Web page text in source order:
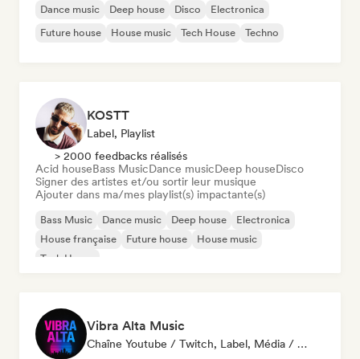
Dance music Deep house Disco
Electronica
Future house
House music Tech House Techno
KOSTT
Label, Playlist
> 2000 feedbacks réalisés
Acid houseBass MusicDance musicDeep houseDisco
Signer des artistes et/ou sortir leur musique
Ajouter dans ma/mes playlist(s) impactante(s)
Bass Music Dance music Deep house
Electronica
House française
Future house
House music
Tech House
Vibra Alta Music
Chaîne Youtube / Twitch, Label, Média / Journaliste, Éditeur, Spécialiste Son